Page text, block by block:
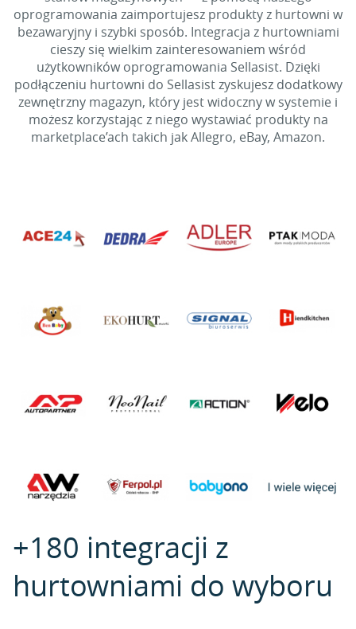
oprogramowania zaimportujesz produkty z hurtowni w
bezawaryjny i szybki sposób. Integracja z hurtowniami
cieszy się wielkim zainteresowaniem wśród
użytkowników oprogramowania Sellasist. Dzięki
podłączeniu hurtowni do Sellasist zyskujesz dodatkowy
zewnętrzny magazyn, który jest widoczny w systemie i
możesz korzystając z niego wystawiać produkty na
marketplace’ach takich jak Allegro, eBay, Amazon.
+180 integracji z
hurtowniami do wyboru